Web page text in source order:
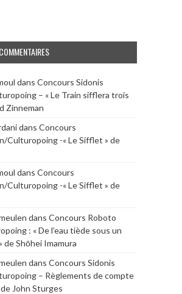
dans Concours Sidonis
– « Le Train sifflera trois
Zinneman
dans Concours
Culturopoing -« Le Sifflet » de
dans Concours
Culturopoing -« Le Sifflet » de
dans Concours Roboto
: « De l’eau tiède sous un
de Shōhei Imamura
dans Concours Sidonis
– Règlements de compte
John Sturges